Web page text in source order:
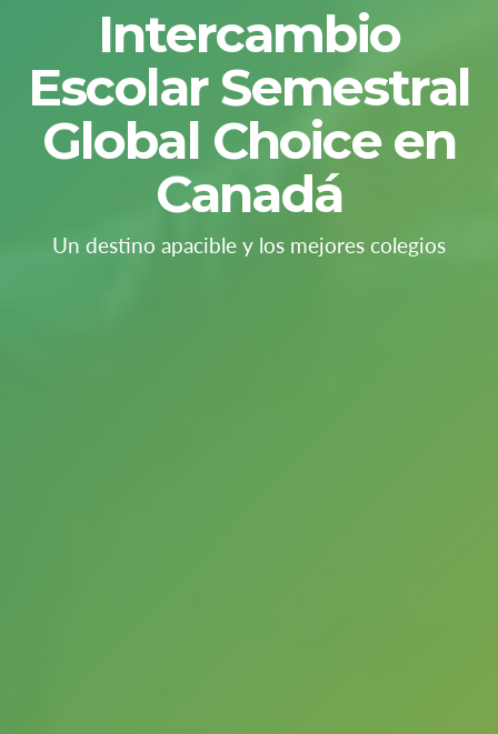
Intercambio
Escolar Semestral
Global Choice en
Canadá
Un destino apacible y los mejores colegios